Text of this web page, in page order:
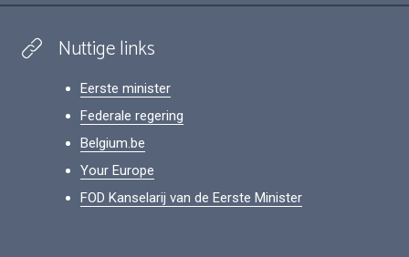
Nuttige links
Eerste minister
Federale regering
Belgium.be
Your Europe
FOD Kanselarij van de Eerste Minister